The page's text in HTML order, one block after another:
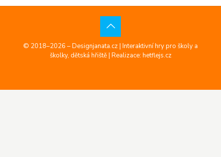
© 2018–2026 – Designjanata.cz | Interaktivní hry pro školy a
školky, dětská hřiště | Realizace: hetflejs.cz